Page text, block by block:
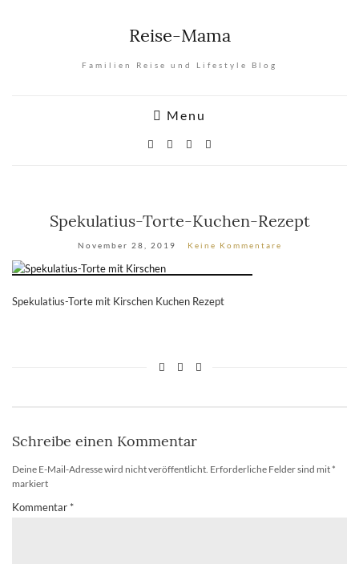
Reise-Mama
Familien Reise und Lifestyle Blog
Menu
Spekulatius-Torte-Kuchen-Rezept
November 28, 2019 Keine Kommentare
Spekulatius-Torte mit Kirschen Kuchen Rezept
Schreibe einen Kommentar
Deine E-Mail-Adresse wird nicht veröffentlicht. Erforderliche Felder sind mit *
markiert
Kommentar *